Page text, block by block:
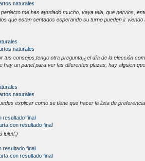
naturales
me has ayudado mucho, vaya tela, que nervios,
que estan sentados esperando su turno pueden ir
naturales
tus consejos,tengo otra pregunta,¿el día de la elección
hay un panel para ver las diferentes plazas, hay alguien
naturales
explicar como se tiene que hacer la lista de
resultado final
con resultado final
lulu!!:)
resultado final
con resultado final